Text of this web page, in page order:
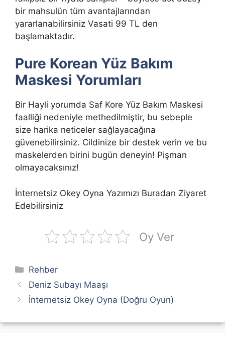
bir mahsulün tüm avantajlarından
yararlanabilirsiniz Vasati 99 TL den
başlamaktadır.
Pure Korean Yüz Bakım
Maskesi Yorumları
Bir Hayli yorumda Saf Kore Yüz Bakım Maskesi
faalliği nedeniyle methedilmiştir, bu sebeple
size harika neticeler sağlayacağına
güvenebilirsiniz. Cildinize bir destek verin ve bu
maskelerden birini bugün deneyin! Pişman
olmayacaksınız!
İnternetsiz Okey Oyna Yazımızı Buradan Ziyaret
Edebilirsiniz
Oy Ver
Kategoriler
Rehber
Deniz Subayı Maaşı
İnternetsiz Okey Oyna (Doğru Oyun)